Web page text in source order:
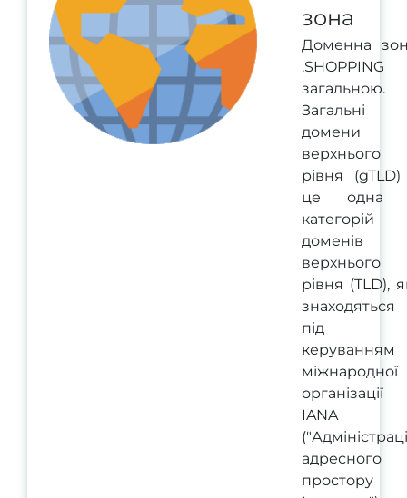
зона
Доменна
.SHOPPING
загальною.
Загальні
домени
верхнього
рівня
це одна
категорій
доменів
верхнього
рівня (TLD),
знаходяться
під
керуванням
міжнародної
організації
IANA
адресного
простору